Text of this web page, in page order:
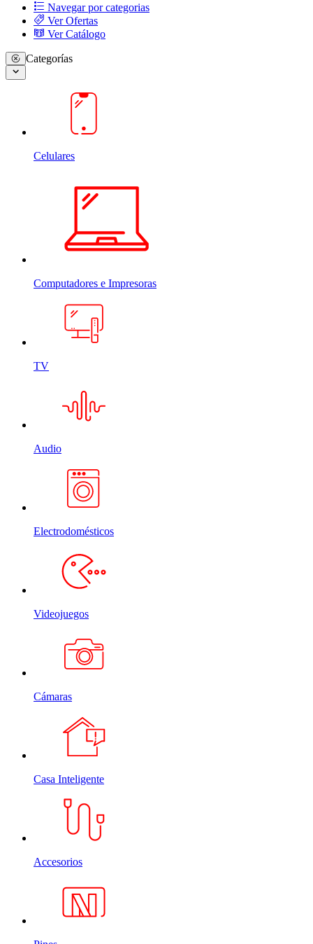
Navegar por categorias
Ver Ofertas
Ver Catálogo
Categorías
Celulares
Computadores e Impresoras
TV
Audio
Electrodomésticos
Videojuegos
Cámaras
Casa Inteligente
Accesorios